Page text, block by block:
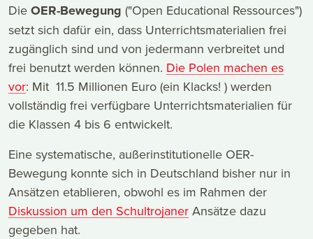
Die OER-Bewegung ("Open Educational Ressources")
setzt sich dafür ein, dass Unterrichtsmaterialien frei
zugänglich sind und von jedermann verbreitet und
frei benutzt werden können. Die Polen machen es
vor: Mit 11.5 Millionen Euro (ein Klacks! ) werden
vollständig frei verfügbare Unterrichtsmaterialien für
die Klassen 4 bis 6 entwickelt.
Eine systematische, außerinstitutionelle OER-
Bewegung konnte sich in Deutschland bisher nur in
Ansätzen etablieren, obwohl es im Rahmen der
Diskussion um den Schultrojaner Ansätze dazu
gegeben hat.